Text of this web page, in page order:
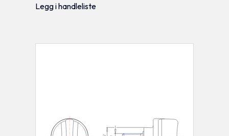
Legg i handleliste